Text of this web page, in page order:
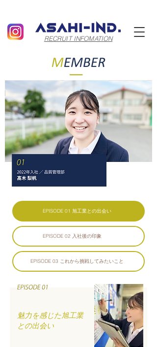
RECRUIT INFOMATION
EPISODE 01 旭工業との出会い
EPISODE 02 入社後の印象
EPISODE 03 これから挑戦してみたいこと
魅力を感じた旭工業
との出会い